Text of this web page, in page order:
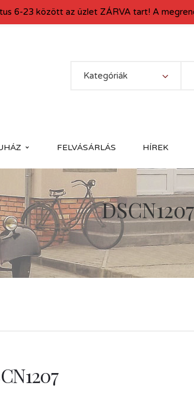
Kategóriák
FELVÁSÁRLÁS HÍREK
DSCN1207
6-23 között az üzlet ZÁRVA tart! A